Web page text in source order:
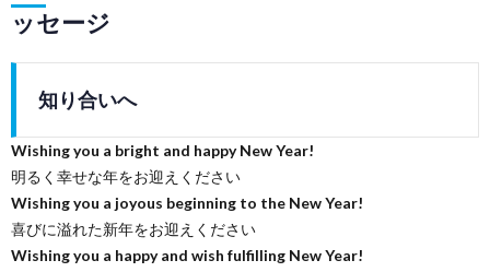
ッセージ
知り合いへ
Wishing you a bright and happy New Year!
明るく幸せな年をお迎えください
Wishing you a joyous beginning to the New Year!
喜びに溢れた新年をお迎えください
Wishing you a happy and wish fulfilling New Year!